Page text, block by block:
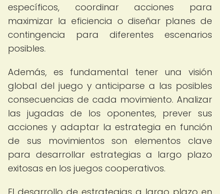
específicos, coordinar acciones para
maximizar la eficiencia o diseñar planes de
contingencia para diferentes escenarios
posibles.
Además, es fundamental tener una visión
global del juego y anticiparse a las posibles
consecuencias de cada movimiento. Analizar
las jugadas de los oponentes, prever sus
acciones y adaptar la estrategia en función
de sus movimientos son elementos clave
para desarrollar estrategias a largo plazo
exitosas en los juegos cooperativos.